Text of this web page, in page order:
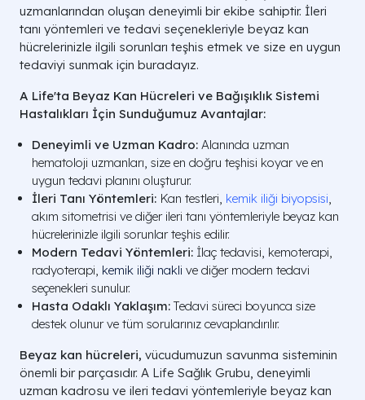
uzmanlarından oluşan deneyimli bir ekibe sahiptir. İleri
tanı yöntemleri ve tedavi seçenekleriyle beyaz kan
hücrelerinizle ilgili sorunları teşhis etmek ve size en uygun
tedaviyi sunmak için buradayız.
A Life'ta Beyaz Kan Hücreleri ve Bağışıklık Sistemi
Hastalıkları İçin Sunduğumuz Avantajlar:
Deneyimli ve Uzman Kadro: Alanında uzman
hematoloji uzmanları, size en doğru teşhisi koyar ve en
uygun tedavi planını oluşturur.
İleri Tanı Yöntemleri: Kan testleri, kemik iliği biyopsisi,
akım sitometrisi ve diğer ileri tanı yöntemleriyle beyaz kan
hücrelerinizle ilgili sorunlar teşhis edilir.
Modern Tedavi Yöntemleri: İlaç tedavisi, kemoterapi,
radyoterapi, kemik iliği nakli ve diğer modern tedavi
seçenekleri sunulur.
Hasta Odaklı Yaklaşım: Tedavi süreci boyunca size
destek olunur ve tüm sorularınız cevaplandırılır.
Beyaz kan hücreleri, vücudumuzun savunma sisteminin
önemli bir parçasıdır. A Life Sağlık Grubu, deneyimli
uzman kadrosu ve ileri tedavi yöntemleriyle beyaz kan